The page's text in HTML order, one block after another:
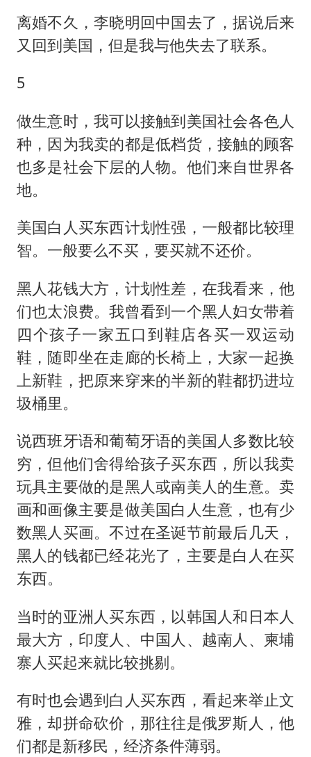
离婚不久，李晓明回中国去了，据说后来
又回到美国，但是我与他失去了联系。
5
做生意时，我可以接触到美国社会各色人
种，因为我卖的都是低档货，接触的顾客
也多是社会下层的人物。他们来自世界各
地。
美国白人买东西计划性强，一般都比较理
智。一般要么不买，要买就不还价。
黑人花钱大方，计划性差，在我看来，他
们也太浪费。我曾看到一个黑人妇女带着
四个孩子一家五口到鞋店各买一双运动
鞋，随即坐在走廊的长椅上，大家一起换
上新鞋，把原来穿来的半新的鞋都扔进垃
圾桶里。
说西班牙语和葡萄牙语的美国人多数比较
穷，但他们舍得给孩子买东西，所以我卖
玩具主要做的是黑人或南美人的生意。卖
画和画像主要是做美国白人生意，也有少
数黑人买画。不过在圣诞节前最后几天，
黑人的钱都已经花光了，主要是白人在买
东西。
当时的亚洲人买东西，以韩国人和日本人
最大方，印度人、中国人、越南人、柬埔
寨人买起来就比较挑剔。
有时也会遇到白人买东西，看起来举止文
雅，却拼命砍价，那往往是俄罗斯人，他
们都是新移民，经济条件薄弱。